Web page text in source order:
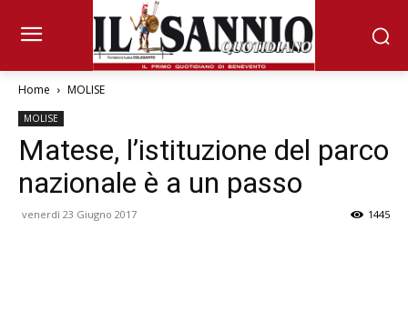
Home MOLISE
MOLISE
Matese, l’istituzione del parco
nazionale è a un passo
venerdì 23 Giugno 2017 1445